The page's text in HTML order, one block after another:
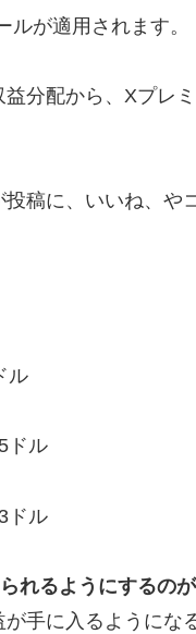
ルが適用されます。
分配から、Xプレ
稿に、いいね、
ル
ドル
ドル
れるようにするの
手に入るようにな